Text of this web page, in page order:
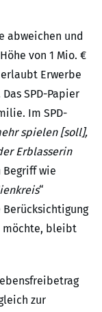
abweichen und
von 1 Mio. €
Erwerbe
SPD-Papier
Im SPD-
spielen [soll],
Erblasserin
Begriff wie
“
Berücksichtigung
möchte, bleibt
zur